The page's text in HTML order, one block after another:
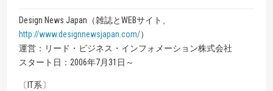
Design News Japan（雑誌とWEBサイト、
http://www.designnewsjapan.com/）
運営：リード・ビジネス・インフォメーション株式会社
スタート日：2006年7月31日～
〔IT系〕